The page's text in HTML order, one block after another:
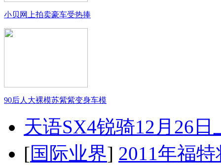
小贝网上拍卖豪车受热捧
90后人大裸模苏紫紫变身车模
天语SX4锐骑12月26
[国际业界] 2011年福